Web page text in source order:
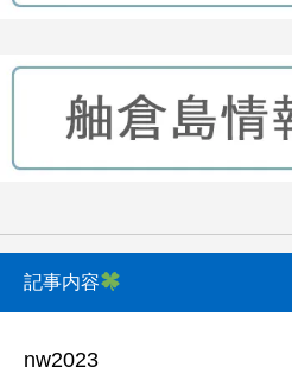
記事内容
nw2023